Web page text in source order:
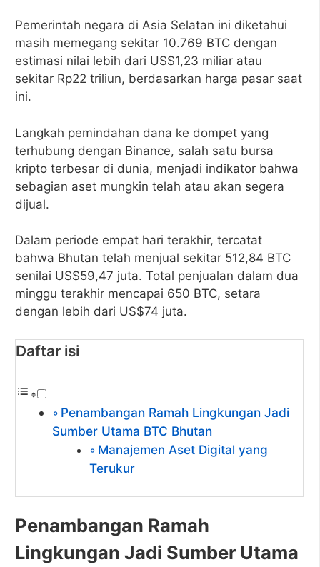
Pemerintah negara di Asia Selatan ini diketahui
masih memegang sekitar 10.769 BTC dengan
estimasi nilai lebih dari US$1,23 miliar atau
sekitar Rp22 triliun, berdasarkan harga pasar saat
ini.
Langkah pemindahan dana ke dompet yang
terhubung dengan Binance, salah satu bursa
kripto terbesar di dunia, menjadi indikator bahwa
sebagian aset mungkin telah atau akan segera
dijual.
Dalam periode empat hari terakhir, tercatat
bahwa Bhutan telah menjual sekitar 512,84 BTC
senilai US$59,47 juta. Total penjualan dalam dua
minggu terakhir mencapai 650 BTC, setara
dengan lebih dari US$74 juta.
Daftar isi
Penambangan Ramah Lingkungan Jadi
Sumber Utama BTC Bhutan
Manajemen Aset Digital yang
Terukur
Penambangan Ramah
Lingkungan Jadi Sumber Utama